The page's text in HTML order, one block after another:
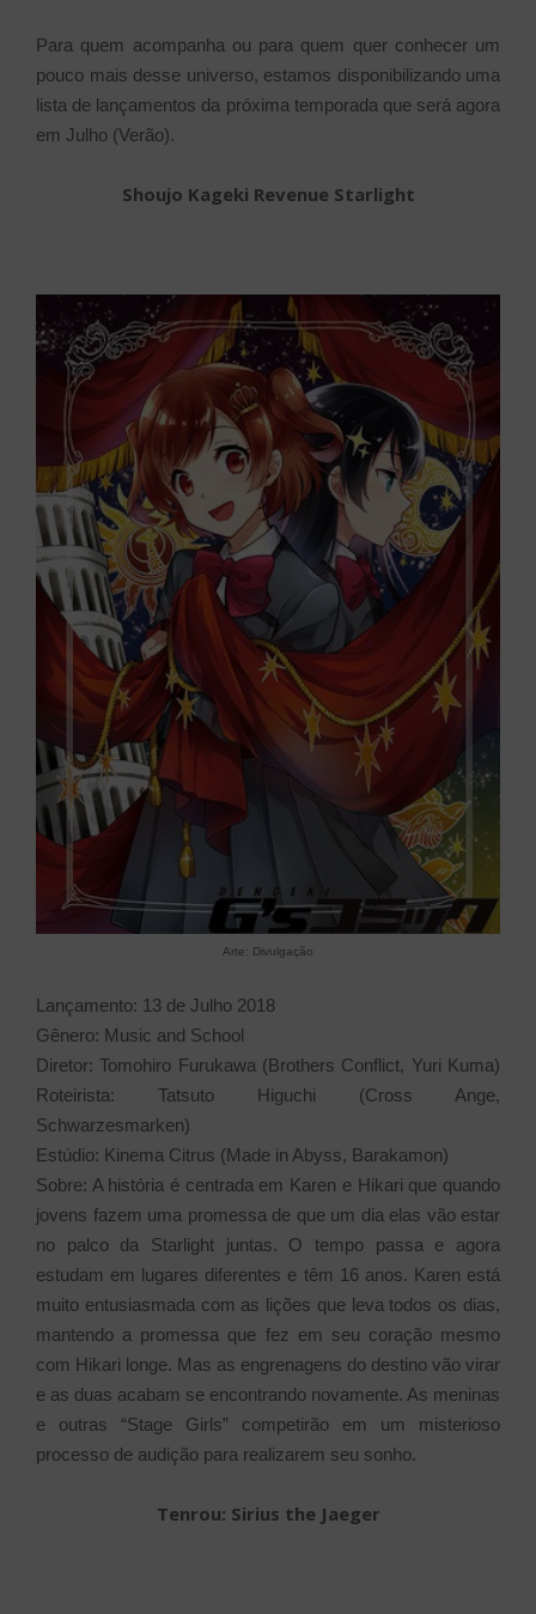
Para quem acompanha ou para quem quer conhecer um
pouco mais desse universo, estamos disponibilizando uma
lista de lançamentos da próxima temporada que será agora
em Julho (Verão).
Shoujo Kageki Revenue Starlight
Arte: Divulgação
Lançamento: 13 de Julho 2018
Gênero: Music and School
Diretor: Tomohiro Furukawa (Brothers Conflict, Yuri Kuma)
Roteirista: Tatsuto Higuchi (Cross Ange,
Schwarzesmarken)
Estúdio: Kinema Citrus (Made in Abyss, Barakamon)
Sobre: A história é centrada em Karen e Hikari que quando
jovens fazem uma promessa de que um dia elas vão estar
no palco da Starlight juntas. O tempo passa e agora
estudam em lugares diferentes e têm 16 anos. Karen está
muito entusiasmada com as lições que leva todos os dias,
mantendo a promessa que fez em seu coração mesmo
com Hikari longe. Mas as engrenagens do destino vão virar
e as duas acabam se encontrando novamente. As meninas
e outras “Stage Girls” competirão em um misterioso
processo de audição para realizarem seu sonho.
Tenrou: Sirius the Jaeger